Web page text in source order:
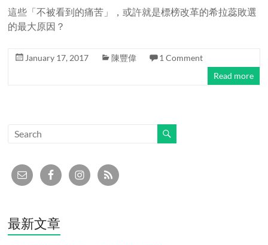
這些「不被看到的痛苦」，或許就是標榜改革的希拉蕊敗選
的最大原因？
January 17, 2017 陳豐偉
1 Comment
Read more
最新文章